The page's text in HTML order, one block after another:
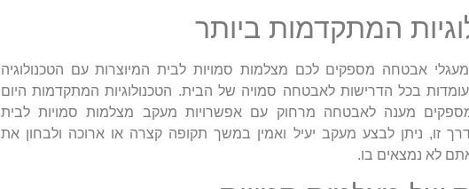
המתקדמות ביותר
אבטחה מספקים לכם מצלמות סמויות לבית המיוצרות עם הטכנולוגיה
בכל הדרישות לאבטחה סמויה של הבית. הטכנולוגיות המתקדמות היום
מענה לאבטחה מרחוק עם אפשרויות מעקב מצלמות סמויות לבית
זו, ניתן לבצע מעקב יעיל ואמין במשך תקופה קצרה או ארוכה ולבחון את
לא נמצאים בו.